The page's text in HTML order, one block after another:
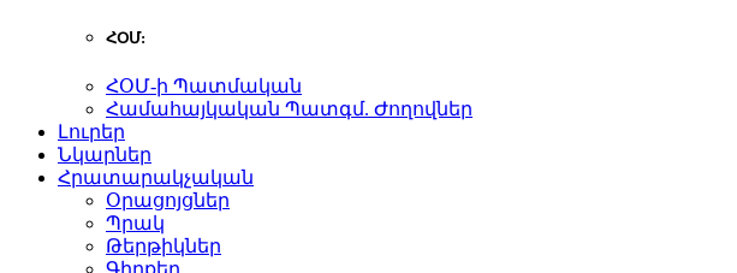
ՀՕՄ:
ՀՕՄ-ի Պատմական
Համահայկական Պատգմ. Ժողովներ
Լուրեր
Նկարներ
Հրատարակչական
Օրացոյցներ
Պրակ
Թերթիկներ
Գիրքեր